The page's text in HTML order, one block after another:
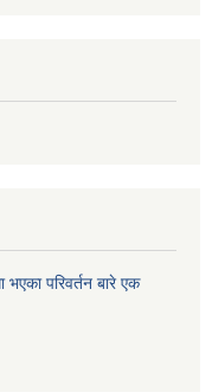
भएका परिवर्तन बारे एक